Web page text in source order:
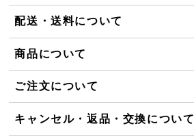
配送・送料について
商品について
ご注文について
キャンセル・返品・交換について